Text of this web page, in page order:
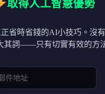
取得人工智慧優勢
省時省錢的AI小技巧。沒有
其詞——只有切實有效的方